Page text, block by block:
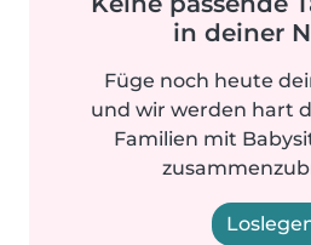
in deiner
Füge noch heute
und wir werden hart
Familien mit